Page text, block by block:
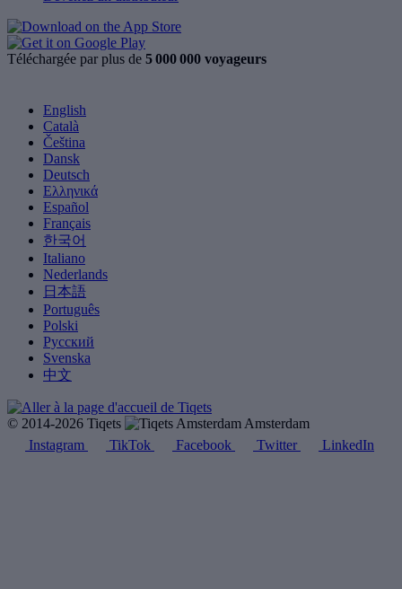
Téléchargée par plus de 5 000 000 voyageurs
English
Català
Čeština
Dansk
Deutsch
Ελληνικά
Español
Français
한국어
Italiano
Nederlands
日本語
Português
Polski
Русский
Svenska
中文
© 2014-2026 Tiqets
Amsterdam
Instagram
TikTok Facebook Twitter LinkedIn